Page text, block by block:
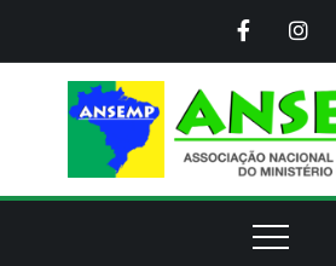
content